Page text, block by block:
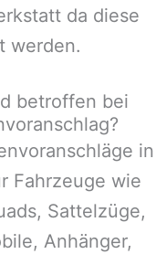
da diese
werden.
betroffen bei
in
Fahrzeuge wie
Sattelzüge,
Anhänger,